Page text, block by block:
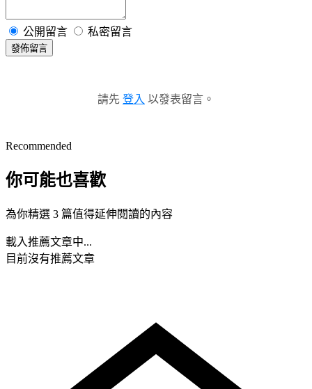
公開留言 私密留言
發佈留言
請先 登入 以發表留言。
Recommended
你可能也喜歡
為你精選 3 篇值得延伸閱讀的內容
載入推薦文章中...
目前沒有推薦文章